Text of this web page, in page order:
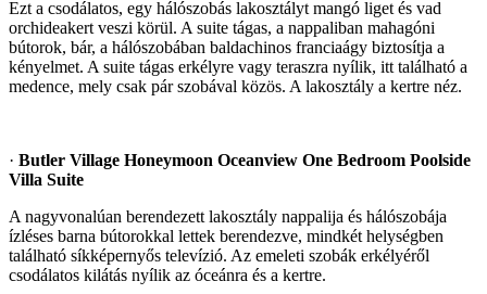
Ezt a csodálatos, egy hálószobás lakosztályt mangó liget és vad
orchideakert veszi körül. A suite tágas, a nappaliban mahagóni
bútorok, bár, a hálószobában baldachinos franciaágy biztosítja a
kényelmet. A suite tágas erkélyre vagy teraszra nyílik, itt található a
medence, mely csak pár szobával közös. A lakosztály a kertre néz.
· Butler Village Honeymoon Oceanview One Bedroom Poolside
Villa Suite
A nagyvonalúan berendezett lakosztály nappalija és hálószobája
ízléses barna bútorokkal lettek berendezve, mindkét helységben
található síkképernyős televízió. Az emeleti szobák erkélyéről
csodálatos kilátás nyílik az óceánra és a kertre.